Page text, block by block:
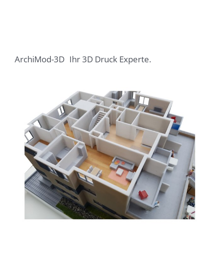
ArchiMod-3D Ihr 3D Druck Experte.